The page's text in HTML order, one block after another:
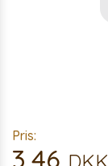
Pris:
3,46 DKK